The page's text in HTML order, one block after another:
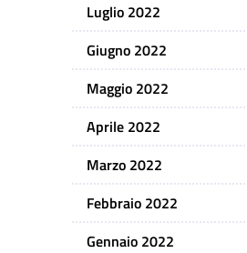
Luglio 2022
Giugno 2022
Maggio 2022
Aprile 2022
Marzo 2022
Febbraio 2022
Gennaio 2022